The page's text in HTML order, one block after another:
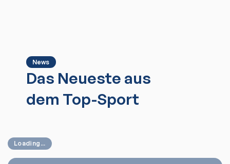
News
Das Neueste aus
dem Top-Sport
Loading...